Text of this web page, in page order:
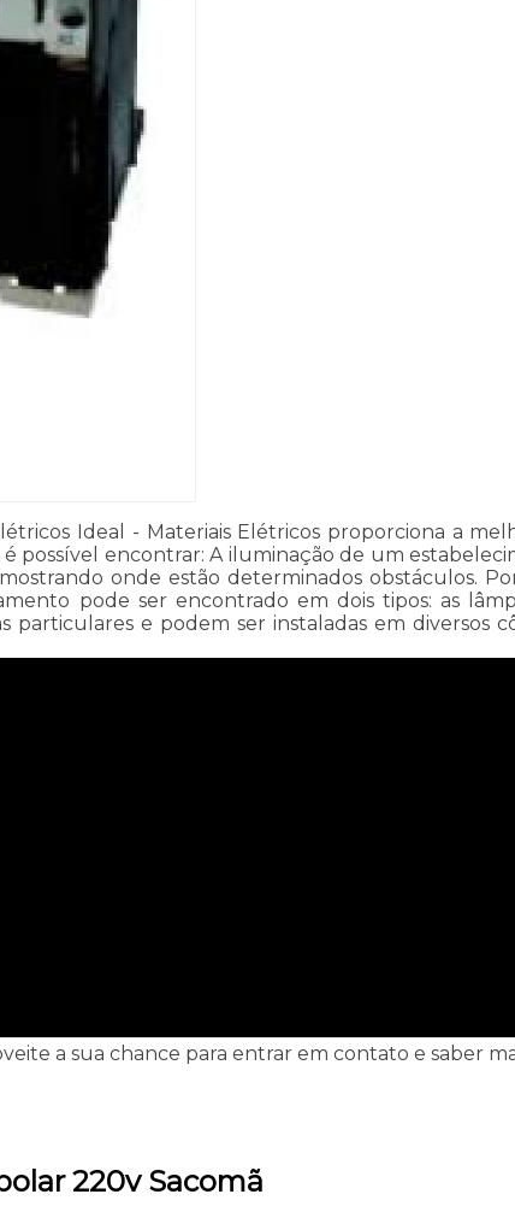
Ideal - Materiais Elétricos proporciona a
possível encontrar: A iluminação de um
onde estão determinados obstáculos.
pode ser encontrado em dois tipos: as
particulares e podem ser instaladas em diversos
a sua chance para entrar em contato e saber
220v Sacomã